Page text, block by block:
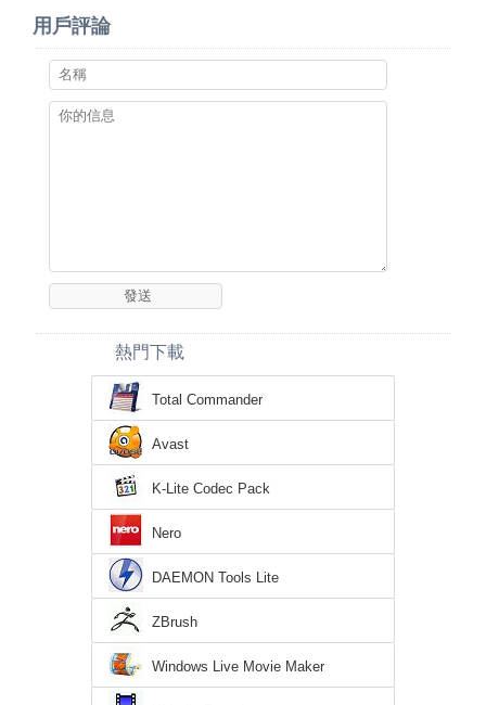
用戶評論
熱門下載
Total Commander
Avast
K-Lite Codec Pack
Nero
DAEMON Tools Lite
ZBrush
Windows Live Movie Maker